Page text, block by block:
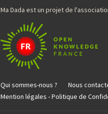
Ma Dada est un projet de
Qui sommes-nous ? Nous
Mention légales - Politique de